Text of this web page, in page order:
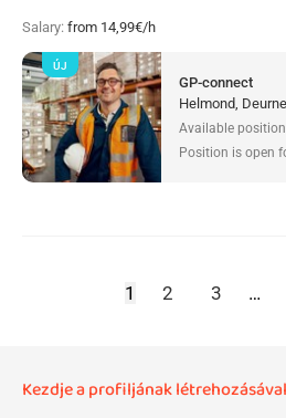
Salary: from 14,99€/h
GP-connect
Helmond,
Available
Position is open
ÚJ
1 2 3 …
Kezdje a profiljának létrehozásával